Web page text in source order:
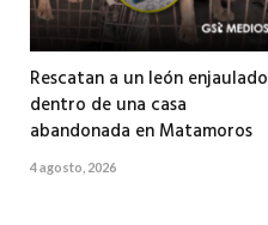
Rescatan a un león enjaulado
dentro de una casa
abandonada en Matamoros
4 agosto, 2026